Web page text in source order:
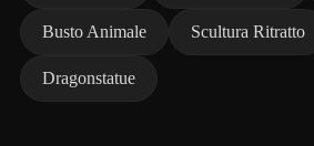
Busto Animale Scultura Ritratto
Dragonstatue